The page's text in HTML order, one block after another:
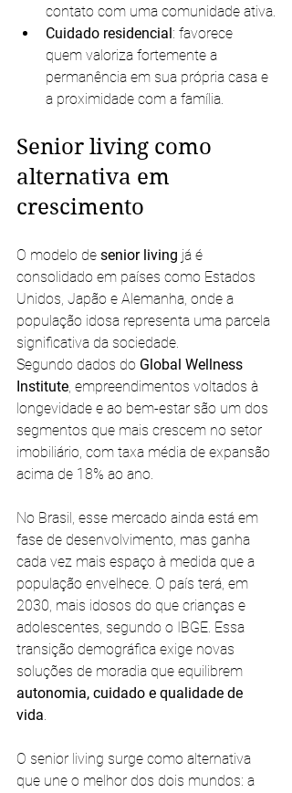
contato com uma comunidade ativa.
Cuidado residencial : favorece
quem valoriza fortemente a
permanência em sua própria casa e
a proximidade com a família.
Senior living como
alternativa em
crescimento
O modelo de senior living já é
consolidado em países como Estados
Unidos, Japão e Alemanha, onde a
população idosa representa uma parcela
significativa da sociedade.
Segundo dados do Global Wellness
Institute, empreendimentos voltados à
longevidade e ao bem-estar são um dos
segmentos que mais crescem no setor
imobiliário, com taxa média de expansão
acima de 18% ao ano.
No Brasil, esse mercado ainda está em
fase de desenvolvimento, mas ganha
cada vez mais espaço à medida que a
população envelhece. O país terá, em
2030, mais idosos do que crianças e
adolescentes, segundo o IBGE. Essa
transição demográfica exige novas
soluções de moradia que equilibrem
autonomia, cuidado e qualidade de
vida.
O senior living surge como alternativa
que une o melhor dos dois mundos: a